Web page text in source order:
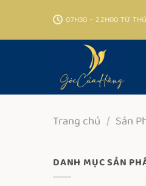
nội
07H30 – 22H00 TỪ
Trang chủ / Sản
DANH MỤC SẢN